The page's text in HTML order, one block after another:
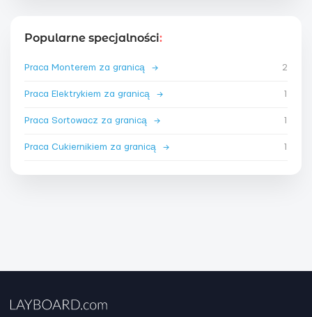
Popularne specjalności:
Praca Monterem za granicą → 2
Praca Elektrykiem za granicą → 1
Praca Sortowacz za granicą → 1
Praca Cukiernikiem za granicą → 1